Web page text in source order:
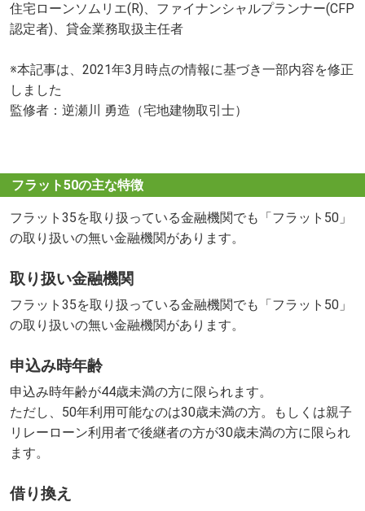
住宅ローンソムリエ(R)、ファイナンシャルプランナー(CFP
認定者)、貸金業務取扱主任者
※本記事は、2021年3月時点の情報に基づき一部内容を修正
しました
監修者：逆瀬川 勇造（宅地建物取引士）
フラット50の主な特徴
フラット35を取り扱っている金融機関でも「フラット50」
の取り扱いの無い金融機関があります。
取り扱い金融機関
フラット35を取り扱っている金融機関でも「フラット50」
の取り扱いの無い金融機関があります。
申込み時年齢
申込み時年齢が44歳未満の方に限られます。
ただし、50年利用可能なのは30歳未満の方。もしくは親子
リレーローン利用者で後継者の方が30歳未満の方に限られ
ます。
借り換え